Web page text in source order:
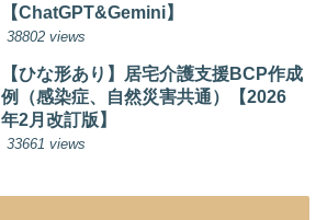
【ChatGPT&Gemini】
38802 views
【ひな形あり】居宅介護支援BCP作成
例（感染症、自然災害共通）【2026
年2月改訂版】
33661 views